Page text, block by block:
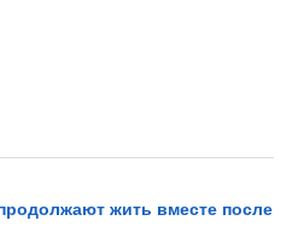
жить вместе после